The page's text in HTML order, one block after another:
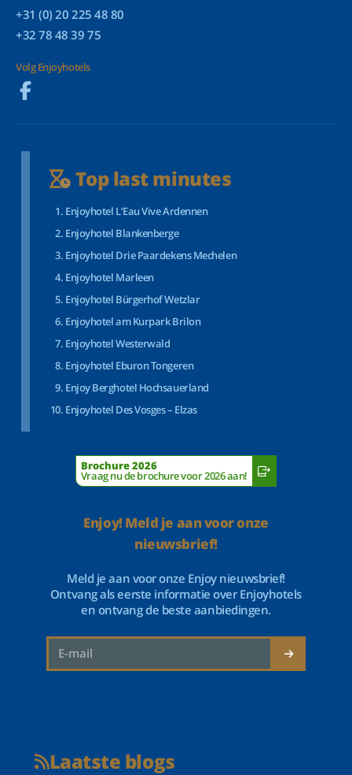
+31 (0) 20 225 48 80
+32 78 48 39 75
Volg Enjoyhotels
Top last minutes
Enjoyhotel L’Eau Vive Ardennen
Enjoyhotel Blankenberge
Enjoyhotel Drie Paardekens Mechelen
Enjoyhotel Marleen
Enjoyhotel Bürgerhof Wetzlar
Enjoyhotel am Kurpark Brilon
Enjoyhotel Westerwald
Enjoyhotel Eburon Tongeren
Enjoy Berghotel Hochsauerland
Enjoyhotel Des Vosges – Elzas
Brochure 2026
Vraag nu de brochure voor 2026 aan!
Enjoy! Meld je aan voor onze
nieuwsbrief!
Meld je aan voor onze Enjoy nieuwsbrief!
Ontvang als eerste informatie over Enjoyhotels
en ontvang de beste aanbiedingen.
Laatste blogs